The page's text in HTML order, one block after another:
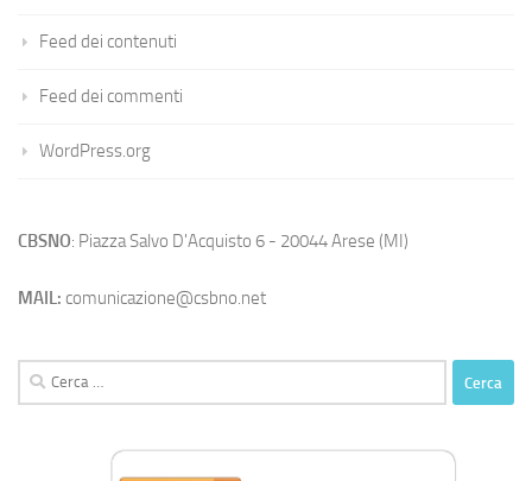
Feed dei contenuti
Feed dei commenti
WordPress.org
CBSNO: Piazza Salvo D'Acquisto 6 - 20044 Arese (MI)
MAIL: comunicazione@csbno.net
Ricerca
per: